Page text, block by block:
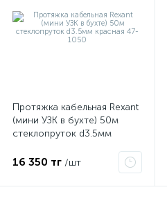
Протяжка кабельная Rexant
(мини УЗК в бухте) 50м
стеклопруток d3.5мм
16 350 тг /шт